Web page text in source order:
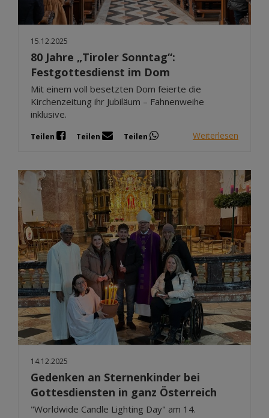
15.12.2025
80 Jahre „Tiroler Sonntag“:
Festgottesdienst im Dom
Mit einem voll besetzten Dom feierte die
Kirchenzeitung ihr Jubiläum – Fahnenweihe
inklusive.
Teilen Teilen Teilen Weiterlesen
14.12.2025
Gedenken an Sternenkinder bei
Gottesdiensten in ganz Österreich
"Worldwide Candle Lighting Day" am 14.